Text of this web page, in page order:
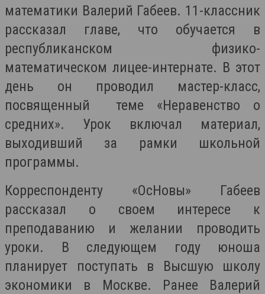
математики Валерий Габеев. 11-классник
рассказал главе, что обучается в
республиканском физико-
математическом лицее-интернате. В этот
день он проводил мастер-класс,
посвященный теме «Неравенство о
средних». Урок включал материал,
выходивший за рамки школьной
программы.
Корреспонденту «ОсНовы» Габеев
рассказал о своем интересе к
преподаванию и желании проводить
уроки. В следующем году юноша
планирует поступать в Высшую школу
экономики в Москве. Ранее Валерий